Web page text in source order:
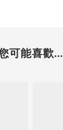
可能喜歡...